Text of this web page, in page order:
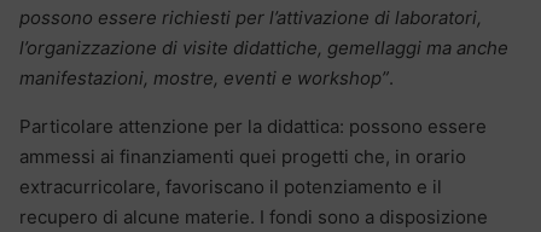
possono essere richiesti per l’attivazione di laboratori,
l’organizzazione di visite didattiche, gemellaggi ma anche
manifestazioni, mostre, eventi e workshop”.
Particolare attenzione per la didattica: possono essere
ammessi ai finanziamenti quei progetti che, in orario
extracurricolare, favoriscano il potenziamento e il
recupero di alcune materie. I fondi sono a disposizione